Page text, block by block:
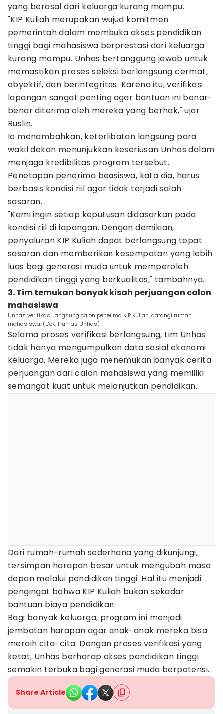
yang berasal dari keluarga kurang mampu.
"KIP Kuliah merupakan wujud komitmen
pemerintah dalam membuka akses pendidikan
tinggi bagi mahasiswa berprestasi dari keluarga
kurang mampu. Unhas bertanggung jawab untuk
memastikan proses seleksi berlangsung cermat,
obyektif, dan berintegritas. Karena itu, verifikasi
lapangan sangat penting agar bantuan ini benar-
benar diterima oleh mereka yang berhak," ujar
Ruslin.
Ia menambahkan, keterlibatan langsung para
wakil dekan menunjukkan keseriusan Unhas dalam
menjaga kredibilitas program tersebut.
Penetapan penerima beasiswa, kata dia, harus
berbasis kondisi riil agar tidak terjadi salah
sasaran.
"Kami ingin setiap keputusan didasarkan pada
kondisi riil di lapangan. Dengan demikian,
penyaluran KIP Kuliah dapat berlangsung tepat
sasaran dan memberikan kesempatan yang lebih
luas bagi generasi muda untuk memperoleh
pendidikan tinggi yang berkualitas," tambahnya.
3. Tim temukan banyak kisah perjuangan calon
mahasiswa
Unhas verifikasi langsung calon penerima KIP Kuliah, datangi rumah
mahasiswa. (Dok. Humas Unhas)
Selama proses verifikasi berlangsung, tim Unhas
tidak hanya mengumpulkan data sosial ekonomi
keluarga. Mereka juga menemukan banyak cerita
perjuangan dari calon mahasiswa yang memiliki
semangat kuat untuk melanjutkan pendidikan.
Dari rumah-rumah sederhana yang dikunjungi,
tersimpan harapan besar untuk mengubah masa
depan melalui pendidikan tinggi. Hal itu menjadi
pengingat bahwa KIP Kuliah bukan sekadar
bantuan biaya pendidikan.
Bagi banyak keluarga, program ini menjadi
jembatan harapan agar anak-anak mereka bisa
meraih cita-cita. Dengan proses verifikasi yang
ketat, Unhas berharap akses pendidikan tinggi
semakin terbuka bagi generasi muda berpotensi.
Share Article